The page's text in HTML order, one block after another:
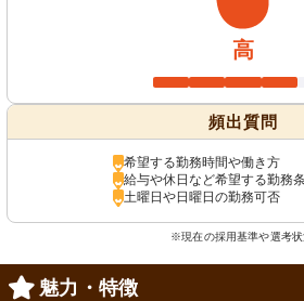
高
頻出質問
希望する勤務時間や働き方
給与や休日など希望する勤務
土曜日や日曜日の勤務可否
※現在の採用基準や選考状
魅力・特徴